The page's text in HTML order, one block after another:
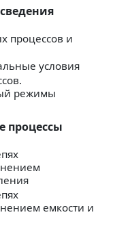
процессов и
условия
режимы
процессы
емкости и